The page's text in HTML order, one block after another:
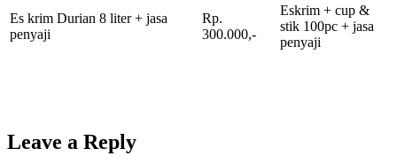
Es krim Durian 8 liter + jasa
penyaji
Rp.
300.000,-
Eskrim + cup &
stik 100pc + jasa
penyaji
Leave a Reply